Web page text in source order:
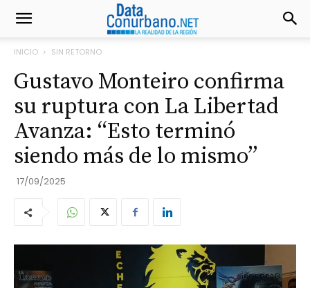
INICIO SIN RETORNO
Gustavo Monteiro confirma
su ruptura con La Libertad
Avanza: “Esto terminó
siendo más de lo mismo”
17/09/2025